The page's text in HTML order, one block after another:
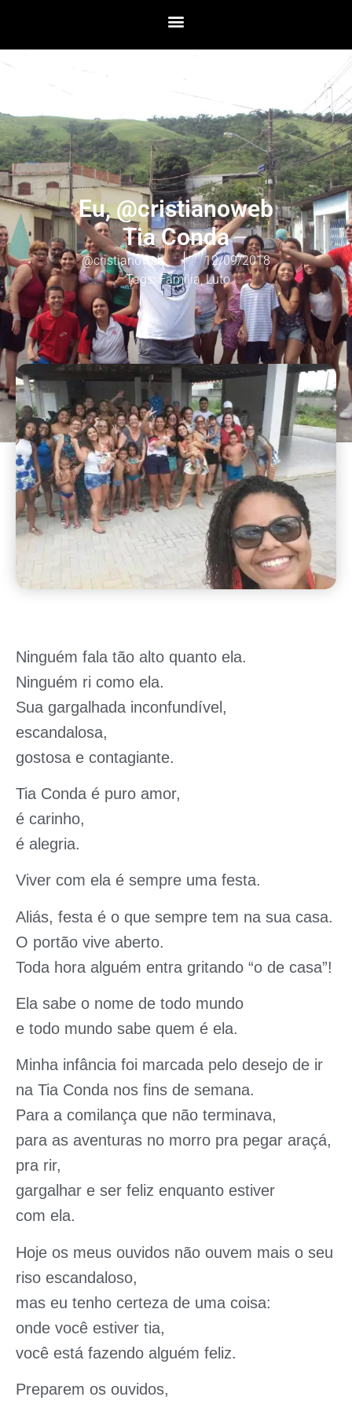
Eu, @cristianoweb
Tia Conda
@cristianoweb
12/09/2018
Tags: Família,Luto
Ninguém fala tão alto quanto ela.
Ninguém ri como ela.
Sua gargalhada inconfundível,
escandalosa,
gostosa e contagiante.
Tia Conda é puro amor,
é carinho,
é alegria.
Viver com ela é sempre uma festa.
Aliás, festa é o que sempre tem na sua casa.
O portão vive aberto.
Toda hora alguém entra gritando “o de casa”!
Ela sabe o nome de todo mundo
e todo mundo sabe quem é ela.
Minha infância foi marcada pelo desejo de ir
na Tia Conda nos fins de semana.
Para a comilança que não terminava,
para as aventuras no morro pra pegar araçá,
pra rir,
gargalhar e ser feliz enquanto estiver
com ela.
Hoje os meus ouvidos não ouvem mais o seu
riso escandaloso,
mas eu tenho certeza de uma coisa:
onde você estiver tia,
você está fazendo alguém feliz.
Preparem os ouvidos,